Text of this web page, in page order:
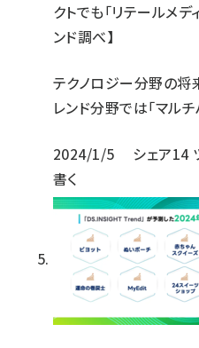
クトでも「リテールメ
ンド調べ】
テクノロジー分野の将
レンド分野では「マル
2024/1/5 シェア14
書く